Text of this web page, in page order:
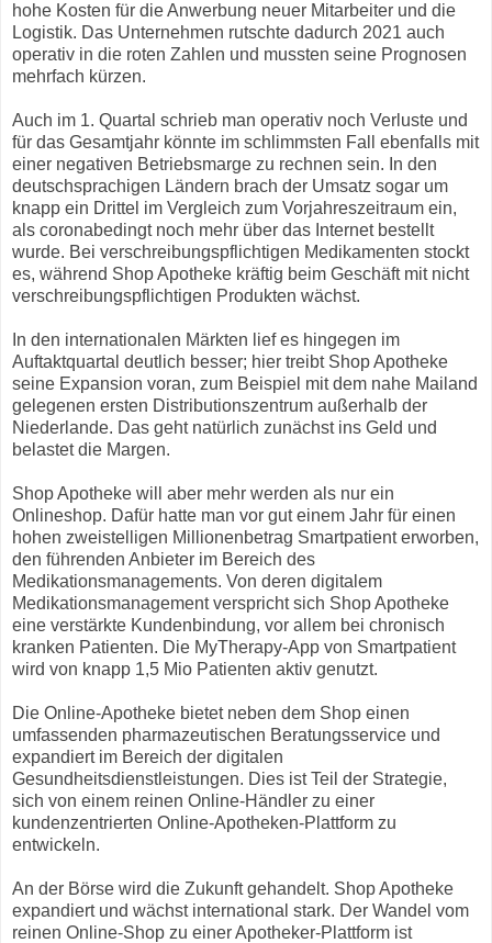
hohe Kosten für die Anwerbung neuer Mitarbeiter und die
Logistik. Das Unternehmen rutschte dadurch 2021 auch
operativ in die roten Zahlen und mussten seine Prognosen
mehrfach kürzen.
Auch im 1. Quartal schrieb man operativ noch Verluste und
für das Gesamtjahr könnte im schlimmsten Fall ebenfalls mit
einer negativen Betriebsmarge zu rechnen sein. In den
deutschsprachigen Ländern brach der Umsatz sogar um
knapp ein Drittel im Vergleich zum Vorjahreszeitraum ein,
als coronabedingt noch mehr über das Internet bestellt
wurde. Bei verschreibungspflichtigen Medikamenten stockt
es, während Shop Apotheke kräftig beim Geschäft mit nicht
verschreibungspflichtigen Produkten wächst.
In den internationalen Märkten lief es hingegen im
Auftaktquartal deutlich besser; hier treibt Shop Apotheke
seine Expansion voran, zum Beispiel mit dem nahe Mailand
gelegenen ersten Distributionszentrum außerhalb der
Niederlande. Das geht natürlich zunächst ins Geld und
belastet die Margen.
Shop Apotheke will aber mehr werden als nur ein
Onlineshop. Dafür hatte man vor gut einem Jahr für einen
hohen zweistelligen Millionenbetrag Smartpatient erworben,
den führenden Anbieter im Bereich des
Medikationsmanagements. Von deren digitalem
Medikationsmanagement verspricht sich Shop Apotheke
eine verstärkte Kundenbindung, vor allem bei chronisch
kranken Patienten. Die MyTherapy-App von Smartpatient
wird von knapp 1,5 Mio Patienten aktiv genutzt.
Die Online-Apotheke bietet neben dem Shop einen
umfassenden pharmazeutischen Beratungsservice und
expandiert im Bereich der digitalen
Gesundheitsdienstleistungen. Dies ist Teil der Strategie,
sich von einem reinen Online-Händler zu einer
kundenzentrierten Online-Apotheken-Plattform zu
entwickeln.
An der Börse wird die Zukunft gehandelt. Shop Apotheke
expandiert und wächst international stark. Der Wandel vom
reinen Online-Shop zu einer Apotheker-Plattform ist